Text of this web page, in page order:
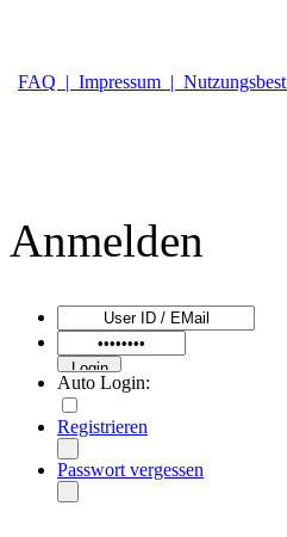
FAQ | Impressum |
Anmelden
Auto Login:
Registrieren
Passwort vergessen